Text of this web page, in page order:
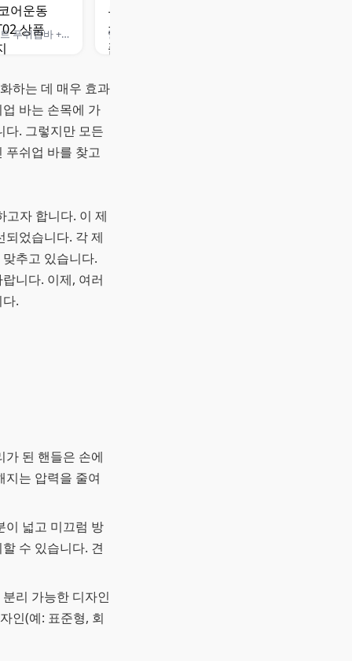
티메이트 푸쉬업바 + 울티드볼 PRO 세트 가슴 코어운동 TMST02
하는 데 매우 효과
바는 손목에 가
다. 그렇지만 모든
푸쉬업 바를 찾고
고자 합니다. 이 제
었습니다. 각 제
추고 있습니다.
니다. 이제, 여러
.
된 핸들은 손에
지는 압력을 줄여
이 넓고 미끄럼 방
수 있습니다. 견
리 가능한 디자인
인(예: 표준형, 회